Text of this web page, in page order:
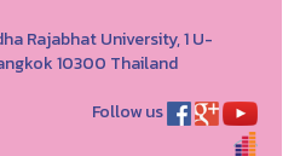
Rajabhat University, 1 U-
10300 Thailand
Follow us